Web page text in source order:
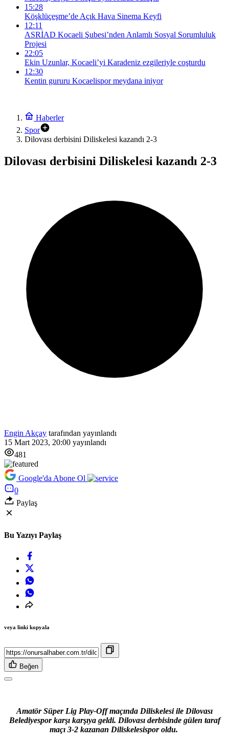
15:28
Köşklüçeşme’de Açık Hava Sinema Keyfi
12:11
ASRİAD Kocaeli Şubesi’nden Anlamlı Sosyal Sorumluluk
Projesi
22:05
Ekin Uzunlar, Kocaeli’yi Karadeniz ezgileriyle coşturdu
12:30
Kentin gururu Kocaelispor meydana iniyor
Haberler
Spor
Dilovası derbisini Diliskelesi kazandı 2-3
Dilovası derbisini Diliskelesi kazandı 2-3
Engin Akçay tarafından yayınlandı
15 Mart 2023, 20:00 yayınlandı
481
Google'da Abone Ol
0
Paylaş
Bu Yazıyı Paylaş
veya linki kopyala
Beğen
Amatör Süper Lig Play-Off maçında Diliskelesi ile Dilovası
Belediyespor karşı karşıya geldi. Dilovası derbisinde gülen taraf
maçı 3-2 kazanan Diliskelesispor oldu.